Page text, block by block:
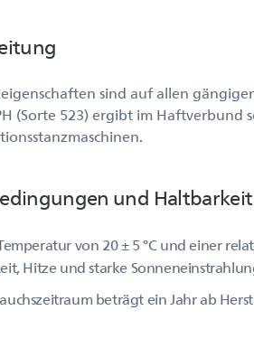
sind auf allen
(Sorte 523) ergibt im
und Haltbarkeit
von 20 ± 5 °C und einer
Hitze und starke
beträgt ein Jahr ab